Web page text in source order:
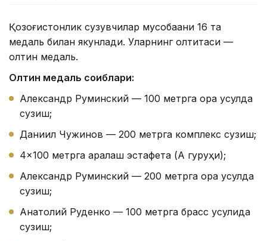
Қозоғистонлик сузувчилар мусобақани 16 та
медаль билан якунлади. Уларнинг олтитаси —
олтин медаль.
Олтин медаль соҳиблари:
Александр Руминский — 100 метрга орқа усулда
сузиш;
Даниил Чужинов — 200 метрга комплекс сузиш;
4×100 метрга аралаш эстафета (А гуруҳи);
Александр Руминский — 200 метрга орқа усулда
сузиш;
Анатолий Руденко — 100 метрга брасс усулида
сузиш;